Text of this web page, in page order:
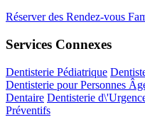
Réserver des Rendez-vous
Services Connexes
Dentisterie Pédiatrique
Dentisterie pour Personnes
Dentaire Dentisterie
Préventifs